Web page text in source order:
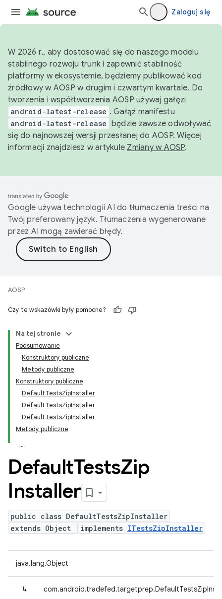
Zaloguj się
W 2026 r., aby dostosować się do naszego modelu
stabilnego rozwoju trunk i zapewnić stabilność
platformy w ekosystemie, będziemy publikować kod
źródłowy w AOSP w drugim i czwartym kwartale. Do
tworzenia i współtworzenia AOSP używaj gałęzi
android-latest-release . Gałąź manifestu
android-latest-release będzie zawsze odwoływać
się do najnowszej wersji przesłanej do AOSP. Więcej
informacji znajdziesz w artykule Zmiany w AOSP.
Google używa technologii AI do tłumaczenia treści na
Twój preferowany język. Tłumaczenia wygenerowane
przez AI mogą zawierać błędy.
AOSP
Czy te wskazówki były pomocne?
Na tej stronie
Podsumowanie
Konstruktory publiczne
Metody publiczne
Konstruktory publiczne
DefaultTestsZipInstaller
DefaultTestsZipInstaller
DefaultTestsZipInstaller
Metody publiczne
DefaultTestsZip
Installer
public class DefaultTestsZipInstaller
extends Object
implements ITestsZipInstaller
java.lang.Object
↳